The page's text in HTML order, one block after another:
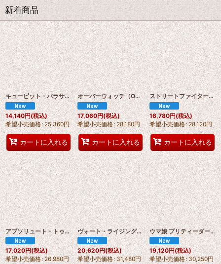
新着商品
キューピット・パラサイト Cupid Parasite - リネット・ミラー コスプレ衣装 オーダーメイド可能 abccos製 「受注生産」
14,140円(税込)
希望小売価格: 25,360円
カートに入れる
オーバーウォッチ（Overwatch） OW2 家守霧子 Kiriko「猫女」コスプレ衣装 abccos製 「受注生産」
17,060円(税込)
希望小売価格: 28,180円
カートに入れる
ストリートファイター6 Street Fighte 6 イングリッド INGRID コスプレ衣装 abccos製「受注生産」
16,780円(税込)
希望小売価格: 28,120円
カートに入れる
アブソリュート・トゥーフェイス Absolute Two-Face コスプレ衣装 abccos製「受注生産」
17,020円(税込)
希望小売価格: 26,980円
ヴォート・ライジング（Vought Rising）魚雷/Torpedo コスプレ衣装 abccos製「受注生産」
20,620円(税込)
希望小売価格: 31,480円
ウマ娘 プリティーダービー マルシュロレーヌ/Marche Lorraine コスプレ衣装 オーダーメイド可能 abccos製 「受注生産」
19,120円(税込)
希望小売価格: 30,250円